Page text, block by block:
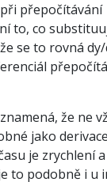
přepočítávání
to, co
se to rovná dy/
že ne
jako
je zrychlení
to podobně i u